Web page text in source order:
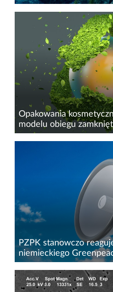
Według najnowszych
na całej Ziemi znajduje
ton mikroplastiku.
sztucznych ulegają
ekosystemach ze
Opakowania
modelu obiegu
Przeciwdziałanie
klimatycznym&nbsp;nie
związanych z
czy&nbsp;farmacją.
się także działania w
PZPK stanowczo
niemieckiego